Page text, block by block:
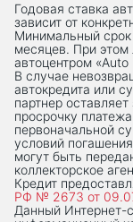
Годовая ставка
зависит от
Минимальный
месяцев. При
автоцентром
В случае
автокредита или
партнер
просрочку
первоначальной
условий
могут быть
коллекторское
Кредит
РФ № 2673 от
Данный Интернет-